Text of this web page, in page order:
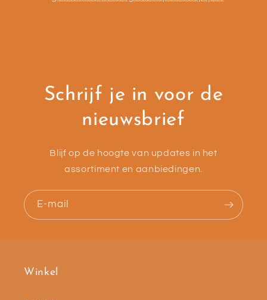
Schrijf je in voor de
nieuwsbrief
Blijf op de hoogte van updates in het
assortiment en aanbiedingen.
E-mail
Winkel